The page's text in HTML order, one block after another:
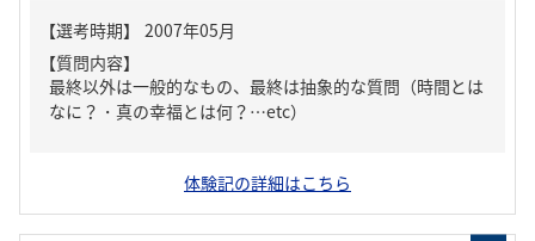
【質問内容】
最終以外は一般的なもの、最終は抽象的な質問（時間とは
なに？・真の幸福とは何？…etc）
体験記の詳細はこちら